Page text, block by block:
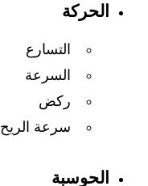
الحركة
التسارع
السرعة
ركض
سرعة الريح
الحوسبة